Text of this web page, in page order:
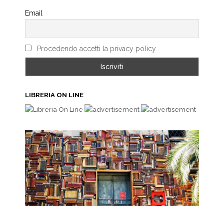
Email
Procedendo accetti la privacy policy
LIBRERIA ON LINE